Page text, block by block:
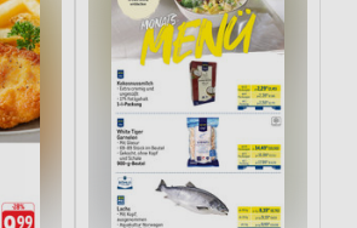
durch Statistiken oder
Daten aus verschiedenen
der Angebote
Daten zur Auswahl von